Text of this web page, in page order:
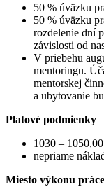
50 % úväzku
50 % úväzku
rozdelenie dní
závislosti od
V priebehu
mentoringu.
mentorskej
a ubytovanie
Platové podmienky
1030 –
nepriame
Miesto výkonu práce